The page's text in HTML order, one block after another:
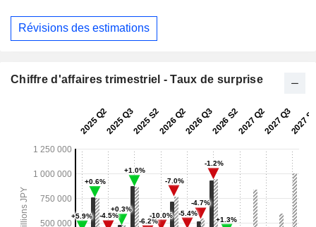
Révisions des estimations
Chiffre d'affaires trimestriel - Taux de surprise